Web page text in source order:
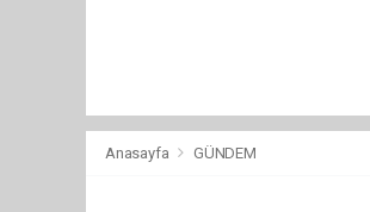
Anasayfa GÜNDEM